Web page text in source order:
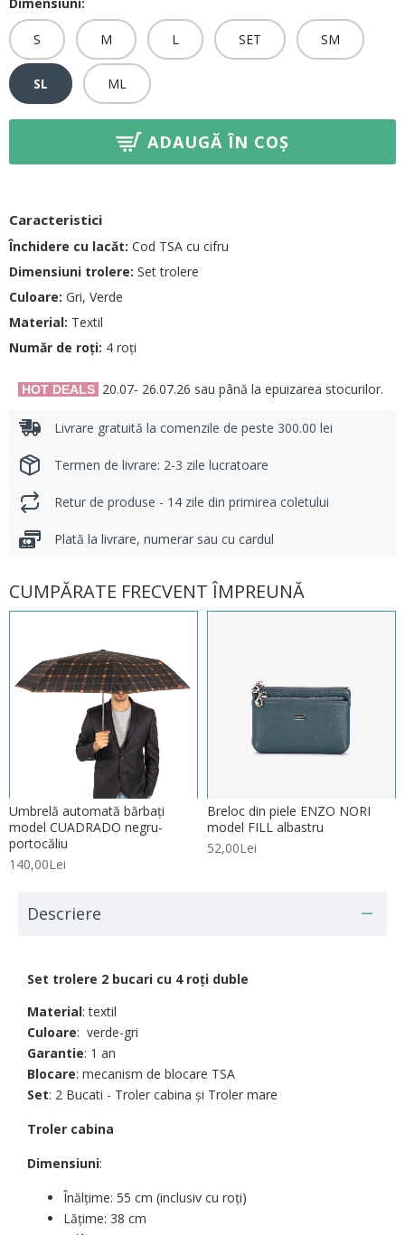
S M L SET SM
SL ML
ADAUGĂ ÎN COȘ
Caracteristici
Închidere cu lacăt: Cod TSA cu cifru
Dimensiuni trolere: Set trolere
Culoare: Gri, Verde
Material: Textil
Număr de roți: 4 roți
Livrare gratuită la comenzile de peste 300.00 lei
Termen de livrare: 2-3 zile lucratoare
Retur de produse - 14 zile din primirea coletului
Plată la livrare, numerar sau cu cardul
CUMPĂRATE FRECVENT ÎMPREUNĂ
Umbrelă automată bărbați
model CUADRADO negru-
portocăliu
140,00Lei
Breloc din piele ENZO NORI
model FILL albastru
52,00Lei
HOT DEALS 20.07- 26.07.26 sau până la epuizarea stocurilor.
Descriere
Set trolere 2 bucari cu 4 roți duble
Material: textil
Culoare: verde-gri
Garantie: 1 an
Blocare: mecanism de blocare TSA
Set: 2 Bucati - Troler cabina şi Troler mare
Troler cabina
Dimensiuni:
Înălțime: 55 cm (inclusiv cu roți)
Lățime: 38 cm